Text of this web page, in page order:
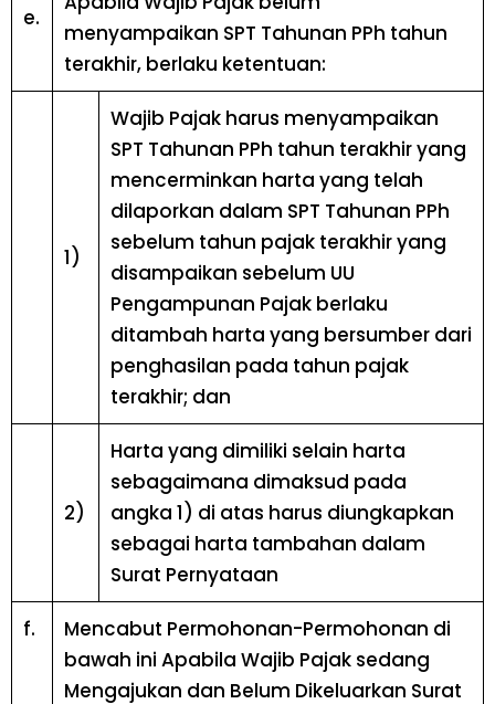
e.
menyampaikan SPT Tahunan PPh tahun
terakhir, berlaku ketentuan:
1)
Wajib Pajak harus menyampaikan
SPT Tahunan PPh tahun terakhir yang
mencerminkan harta yang telah
dilaporkan dalam SPT Tahunan PPh
sebelum tahun pajak terakhir yang
disampaikan sebelum UU
Pengampunan Pajak berlaku
ditambah harta yang bersumber dari
penghasilan pada tahun pajak
terakhir; dan
2)
Harta yang dimiliki selain harta
sebagaimana dimaksud pada
angka 1) di atas harus diungkapkan
sebagai harta tambahan dalam
Surat Pernyataan
f.
Mencabut Permohonan-Permohonan di
bawah ini Apabila Wajib Pajak sedang
Mengajukan dan Belum Dikeluarkan Surat